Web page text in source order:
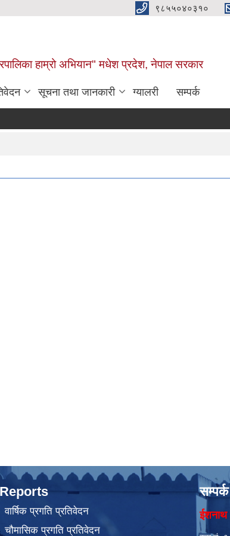
९८५५०४०३१०
हाम्रो अभियान" मधेश प्रदेश, नेपाल सरकार
सूचना तथा जानकारी ग्यालरी सम्पर्क
Reports
वार्षिक प्रगति प्रतिवेदन
चौमासिक प्रगति प्रतिवेदन
सम्पर्क
ईशनाथ